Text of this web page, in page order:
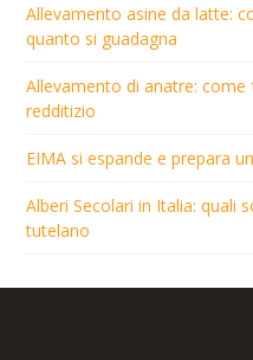
Allevamento asine da latte:
quanto si guadagna
Allevamento di anatre:
redditizio
EIMA si espande e prepara
Alberi Secolari in Italia: quali
tutelano